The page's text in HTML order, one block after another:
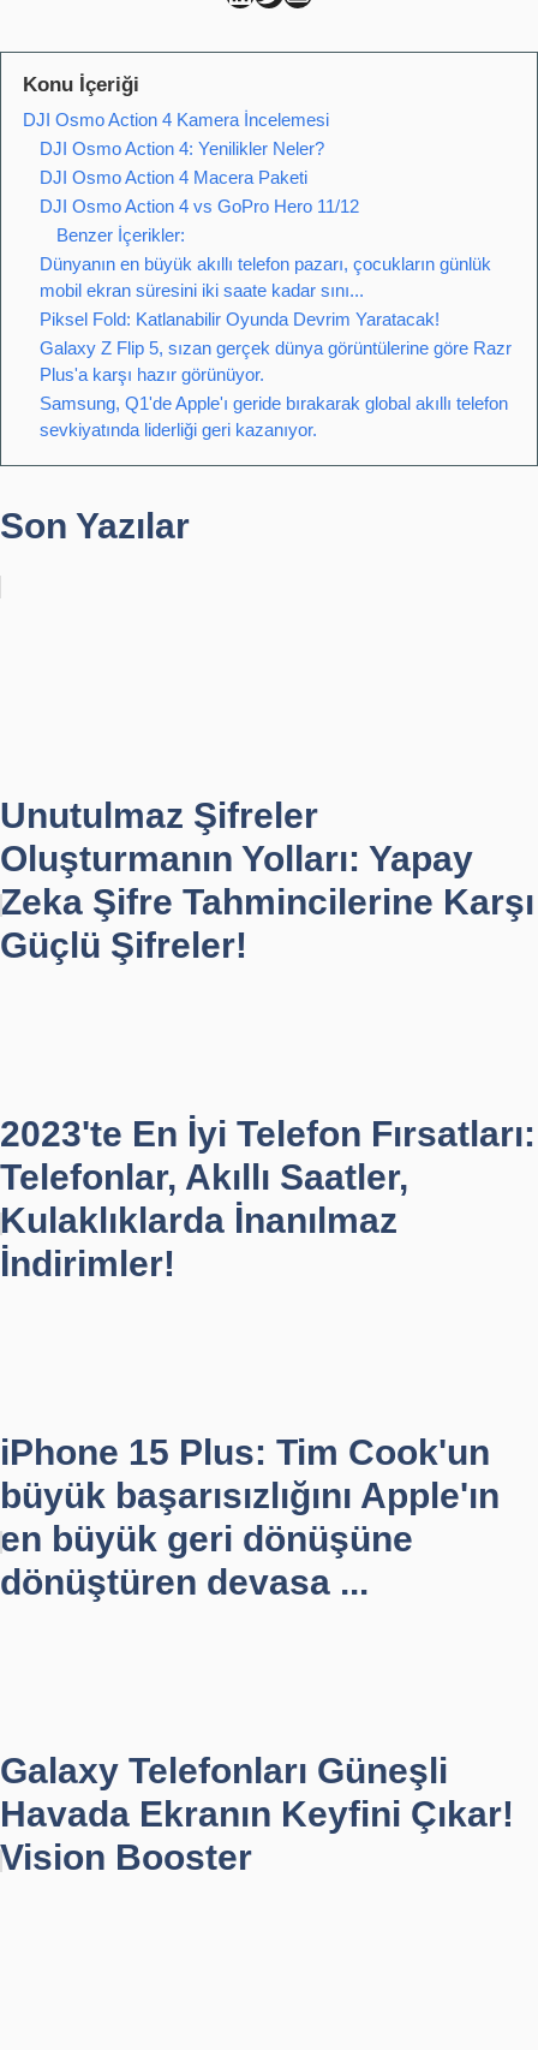
Konu İçeriği
DJI Osmo Action 4 Kamera İncelemesi
DJI Osmo Action 4: Yenilikler Neler?
DJI Osmo Action 4 Macera Paketi
DJI Osmo Action 4 vs GoPro Hero 11/12
Benzer İçerikler:
Dünyanın en büyük akıllı telefon pazarı, çocukların günlük
mobil ekran süresini iki saate kadar sını...
Piksel Fold: Katlanabilir Oyunda Devrim Yaratacak!
Galaxy Z Flip 5, sızan gerçek dünya görüntülerine göre Razr
Plus'a karşı hazır görünüyor.
Samsung, Q1'de Apple'ı geride bırakarak global akıllı telefon
sevkiyatında liderliği geri kazanıyor.
Son Yazılar
Unutulmaz Şifreler
Oluşturmanın Yolları: Yapay
Zeka Şifre Tahmincilerine Karşı
Güçlü Şifreler!
2023'te En İyi Telefon Fırsatları:
Telefonlar, Akıllı Saatler,
Kulaklıklarda İnanılmaz
İndirimler!
iPhone 15 Plus: Tim Cook'un
büyük başarısızlığını Apple'ın
en büyük geri dönüşüne
dönüştüren devasa ...
Galaxy Telefonları Güneşli
Havada Ekranın Keyfini Çıkar!
Vision Booster